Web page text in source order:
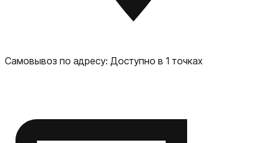
дисплей с часами делает её ещё более удобной и
Самовывоз по адресу: Доступно в 1 точках